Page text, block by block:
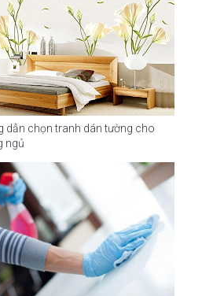
dẫn chọn tranh dán tường cho
ngủ